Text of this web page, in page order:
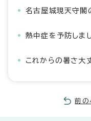
名古屋城現天守閣
熱中症を予防しま
これからの暑さ大
前の